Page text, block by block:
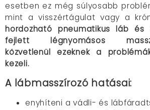
esetben ez még súlyosabb
mint a visszértágulat vagy a
hordozható pneumatikus láb és
fejlett légnyomásos
közvetlenül ezeknek a
kezeli.
A lábmasszírozó hatásai:
enyhíteni a vádli- és